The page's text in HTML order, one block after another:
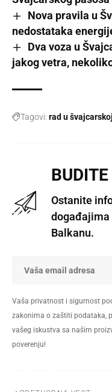
Nova pravila u
nedostataka
Dva voza u
jakog vetra,
Tagovi: rad u švajcarskoj
Ostanite
događajima
Balkanu.
Vaša privatnost i sigurnost
zakonima o zaštiti podataka,
vašeg iskustva sa našim
poverenju!